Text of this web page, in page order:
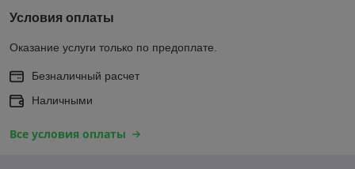
Условия оплаты
Оказание услуги только по предоплате.
Безналичный расчет
Наличными
Все условия оплаты